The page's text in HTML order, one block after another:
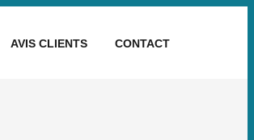
AVIS CLIENTS CONTACT